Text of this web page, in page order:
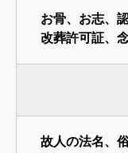
お骨、 お志、
改葬許可証、
故人の法名、